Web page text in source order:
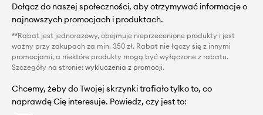
Dołącz do naszej społeczności, aby otrzymywać informacje o
najnowszych promocjach i produktach.
**Rabat jest jednorazowy, obejmuje nieprzecenione produkty i jest
ważny przy zakupach za min. 350 zł. Rabat nie łączy się z innymi
promocjami, a niektóre produkty mogą być wyłączone z rabatu.
Szczegóły na stronie: wykluczenia z promocji.
Chcemy, żeby do Twojej skrzynki trafiało tylko to, co
naprawdę Cię interesuje. Powiedz, czy jest to: